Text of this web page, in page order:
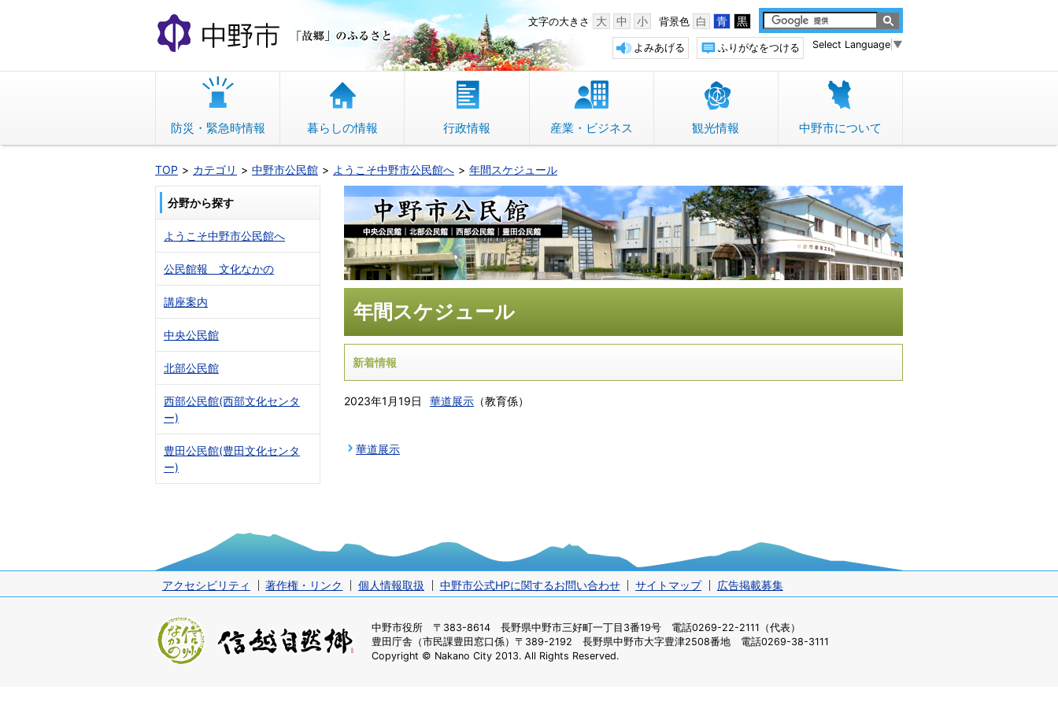
文
へ
動
中野市 「故郷」のふるさと 背景色 白 青 黒
文字の大きさ 大 中 小
Select Language ▼
ふりがなをつける
よみあげる
防災・緊急時情報 暮らしの情報 行政情報 産業・ビジネス 観光情報 中野市について
TOP カテゴリ 中野市公民館 ようこそ中野市公民館へ 年間スケジュール
年間スケジュール
新着情報
2023年1月19日 華道展示 （教育係）
華道展示
分野から探す
ようこそ中野市公民館へ
公民館報 文化なかの
講座案内
中央公民館
北部公民館
西部公民館(西部文化センタ
ー)
豊田公民館(豊田文化センタ
ー)
アクセシビリティ 著作権・リンク 個人情報取扱 中野市公式HPに関するお問い合わせ サイトマップ 広告掲載募集
中野市役所 〒383-8614 長野県中野市三好町一丁目3番19号 電話0269-22-2111（代表）
豊田庁舎（市民課豊田窓口係） 〒389-2192 長野県中野市大字豊津2508番地 電話0269-38-3111
Copyright © Nakano City 2013. All Rights Reserved.